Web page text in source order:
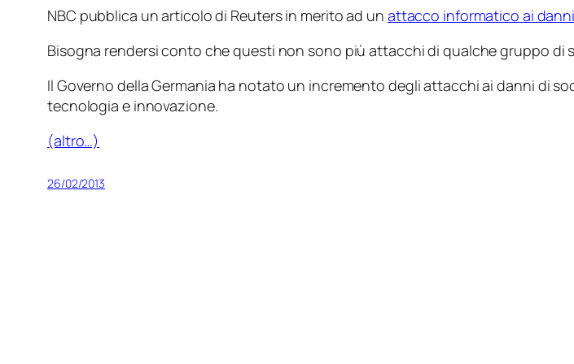
NBC pubblica un articolo di Reuters in merito ad un attacco informatico ai
Bisogna rendersi conto che questi non sono più attacchi di qualche gruppo
Il Governo della Germania ha notato un incremento degli attacchi ai danni di
tecnologia e innovazione.
(altro…)
26/02/2013